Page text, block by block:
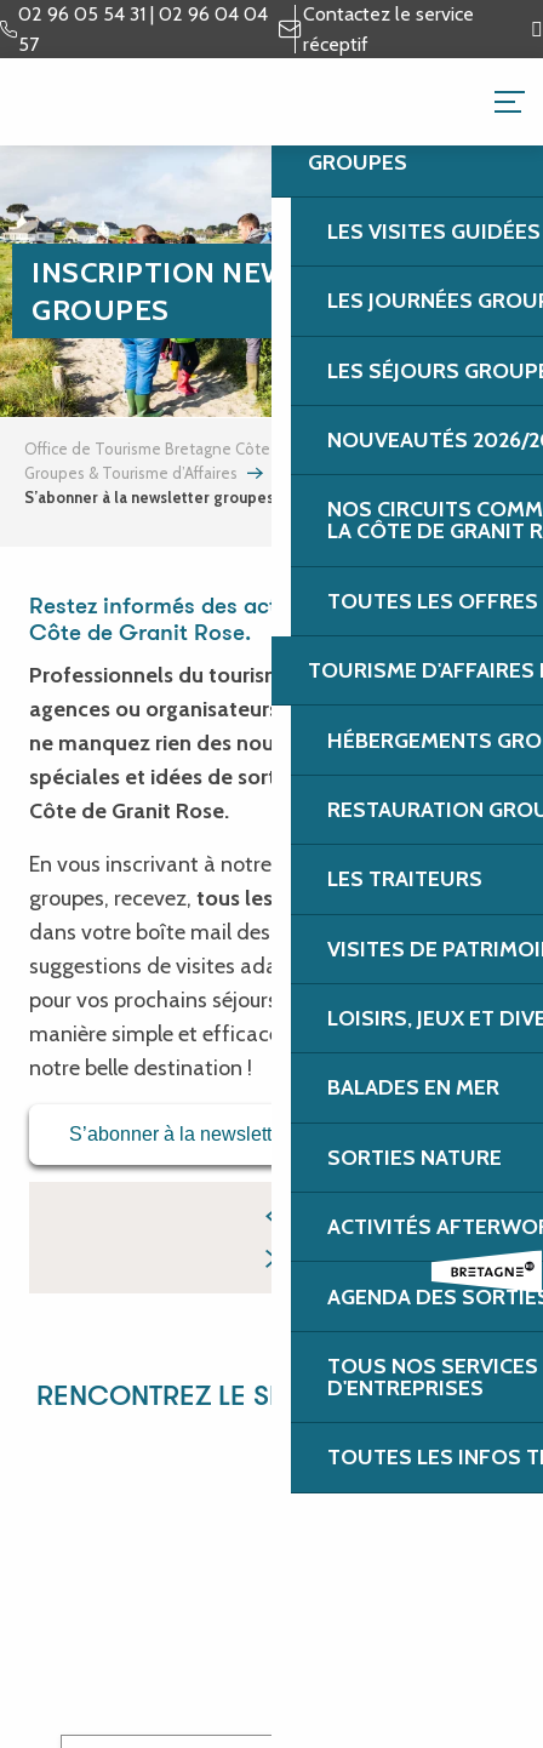
Aller
au
02 96 05 54 31 | 02 96 04 04
57
Contactez le service
réceptif
GROUPES &
GROUPES
LES VISITES
LES JOURNÉES
LES SÉJOURS
NOUVEAUTÉS 2026/
NOS CIRCUITS
LA CÔTE DE GRANIT
TOUTES LES
TOURISME
HÉBERGEMENTS
RESTAURATION
LES TRAITEURS
VISITES DE
LOISIRS, JEUX ET
BALADES EN MER
SORTIES NATURE
ACTIVITÉS
AGENDA DES
TOUS NOS
D'ENTREPRISES
TOUTES LES INFOS
INSCRIPTION NEWSLETTER
GROUPES
Office de Tourisme Bretagne Côte de Granit Rose
Groupes & Tourisme d’Affaires
S’abonner à la newsletter groupes
Restez informés des actualités groupes sur la
Côte de Granit Rose.
Professionnels du tourisme, associations,
agences ou organisateurs de séjours, entreprises :
ne manquez rien des nouveautés, offres
spéciales et idées de sorties, team building sur la
Côte de Granit Rose.
En vous inscrivant à notre newsletter dédiée aux
groupes, recevez, tous les trimestres
dans votre boîte mail des infos pratiques, des
suggestions de visites adaptées, et des inspirations
pour vos prochains séjours en Bretagne. Une
manière simple et efficace de rester connectés à
notre belle destination !
S’abonner à la newsletter
RENCONTREZ LE SERVICE RÉCEPTIF !